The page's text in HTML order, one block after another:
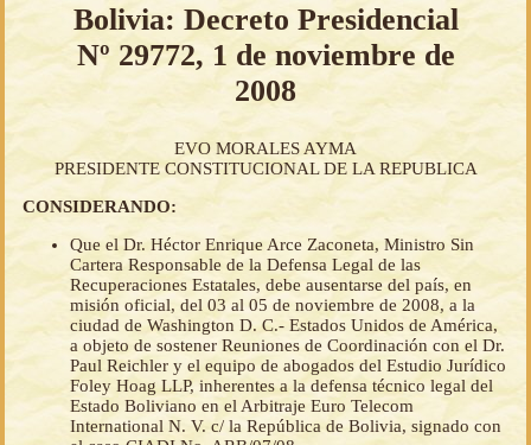
Bolivia: Decreto Presidencial
Nº 29772, 1 de noviembre de
2008
EVO MORALES AYMA
PRESIDENTE CONSTITUCIONAL DE LA REPUBLICA
CONSIDERANDO:
Que el Dr. Héctor Enrique Arce Zaconeta, Ministro Sin
Cartera Responsable de la Defensa Legal de las
Recuperaciones Estatales, debe ausentarse del país, en
misión oficial, del 03 al 05 de noviembre de 2008, a la
ciudad de Washington D. C.- Estados Unidos de América,
a objeto de sostener Reuniones de Coordinación con el Dr.
Paul Reichler y el equipo de abogados del Estudio Jurídico
Foley Hoag LLP, inherentes a la defensa técnico legal del
Estado Boliviano en el Arbitraje Euro Telecom
International N. V. c/ la República de Bolivia, signado con